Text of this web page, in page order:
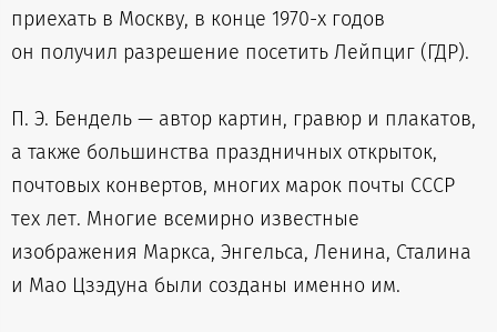
приехать в Москву, в конце 1970-х годов
он получил разрешение посетить Лейпциг (ГДР).
П. Э. Бендель — автор картин, гравюр и плакатов,
а также большинства праздничных открыток,
почтовых конвертов, многих марок почты СССР
тех лет. Многие всемирно известные
изображения Маркса, Энгельса, Ленина, Сталина
и Мао Цзэдуна были созданы именно им.